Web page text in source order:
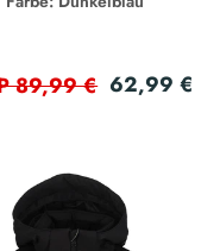
89,99 € 62,99 €